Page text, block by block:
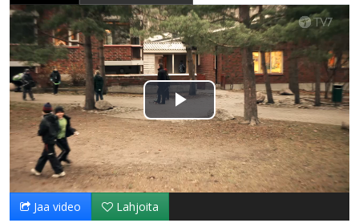
Toista
Video
Jaa video Lahjoita